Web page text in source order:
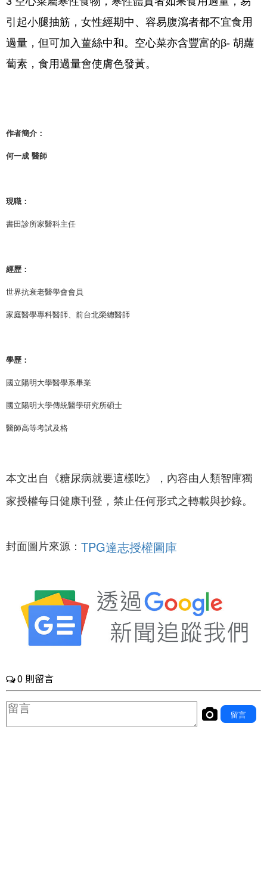
引起小腿抽筋，女性經期中、容易腹瀉者都不宜食用
過量，但可加入薑絲中和。空心菜亦含豐富的β- 胡蘿
蔔素，食用過量會使膚色發黃。
作者簡介：
何一成 醫師
現職：
書田診所家醫科主任
經歷：
世界抗衰老醫學會會員
家庭醫學專科醫師、前台北榮總醫師
學歷：
國立陽明大學醫學系畢業
國立陽明大學傳統醫學研究所碩士
醫師高等考試及格
本文出自《糖尿病就要這樣吃》，內容由人類智庫獨
家授權每日健康刊登，禁止任何形式之轉載與抄錄。
封面圖片來源： TPG達志授權圖庫